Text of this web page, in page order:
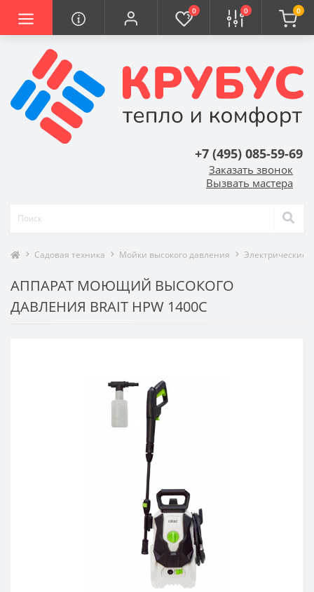
0 0 0
+7 (495) 085-59-69
Заказать звонок
Вызвать мастера
Садовая техника Мойки высокого давления Электрические
АППАРАТ МОЮЩИЙ ВЫСОКОГО
ДАВЛЕНИЯ BRAIT HPW 1400C